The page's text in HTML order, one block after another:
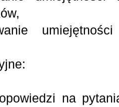
na